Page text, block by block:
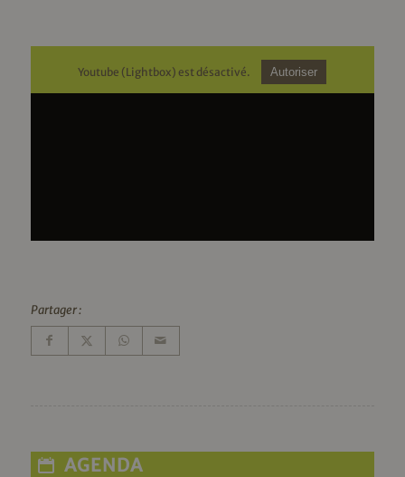
Youtube (Lightbox) est désactivé. Autoriser
Partager :
AGENDA